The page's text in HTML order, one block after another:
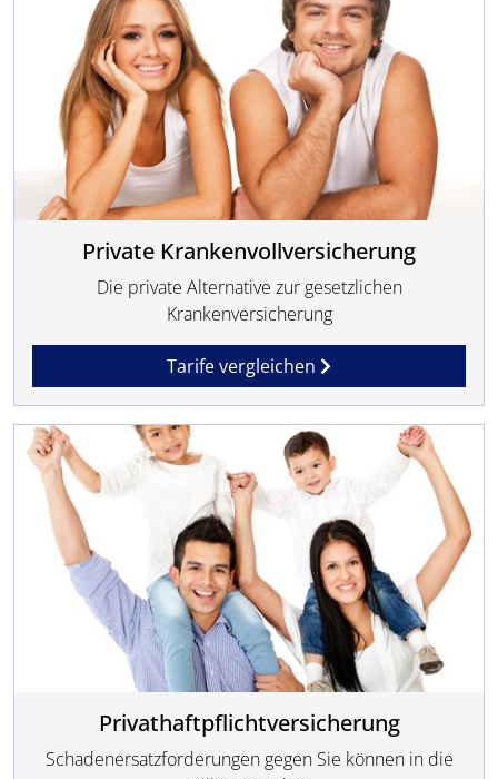
Private Krankenvollversicherung
Die private Alternative zur gesetzlichen
Krankenversicherung
Tarife vergleichen
Privathaftpflichtversicherung
Schadenersatzforderungen gegen Sie können in die